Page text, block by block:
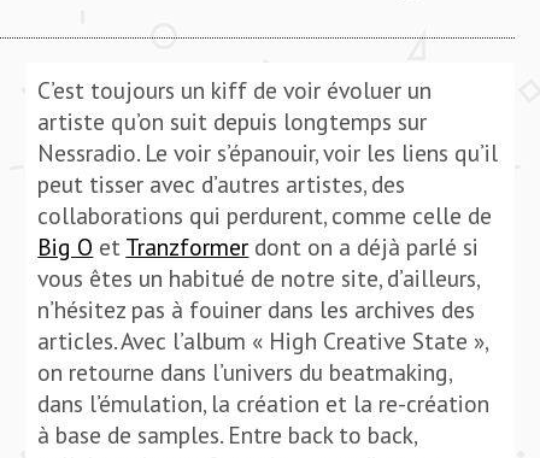
C’est toujours un kiff de voir évoluer un
artiste qu’on suit depuis longtemps sur
Nessradio. Le voir s’épanouir, voir les liens qu’il
peut tisser avec d’autres artistes, des
collaborations qui perdurent, comme celle de
Big O et Tranzformer dont on a déjà parlé si
vous êtes un habitué de notre site, d’ailleurs,
n’hésitez pas à fouiner dans les archives des
articles. Avec l’album « High Creative State »,
on retourne dans l’univers du beatmaking,
dans l’émulation, la création et la re-création
à base de samples. Entre back to back,